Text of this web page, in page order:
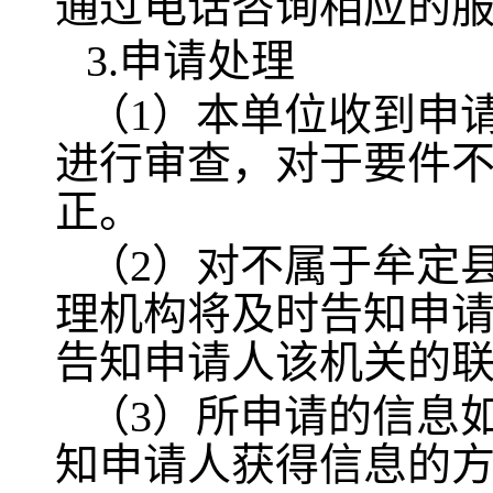
3.申请处理
（1）本单位收到
进行审查，对于要件
正。
（2）对不属于牟
理机构将及时告知申
告知申请人该机关的
（3）所申请的信
知申请人获得信息的